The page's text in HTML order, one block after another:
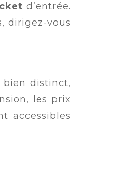
d’entrée.
dirigez-vous
bien distinct,
les prix
accessibles